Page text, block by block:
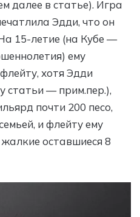
далее в статье). Игра
Эдди, что он
15-летие (на Кубе —
ему
хотя Эдди
статьи — прим.пер.),
почти 200 песо,
и флейту ему
оставшиеся 8